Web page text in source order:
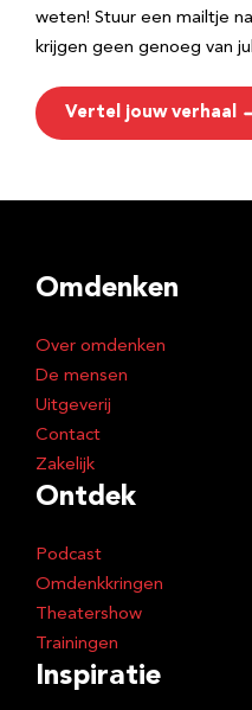
weten! Stuur een mailtje
krijgen geen genoeg van
Vertel jouw verhaal
Omdenken
Over omdenken
De mensen
Uitgeverij
Contact
Zakelijk
Ontdek
Podcast
Omdenkkringen
Theatershow
Trainingen
Inspiratie